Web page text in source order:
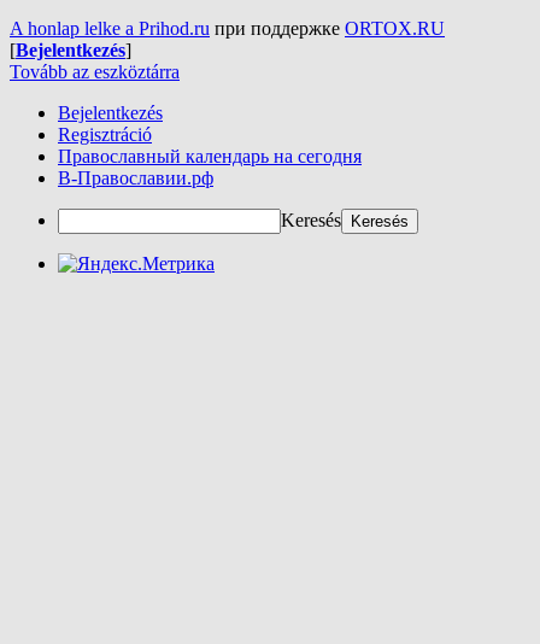
A honlap lelke a Prihod.ru при поддержке ORTOX.RU
[Bejelentkezés]
Tovább az eszköztárra
Bejelentkezés
Regisztráció
Православный календарь на сегодня
В-Православии.рф
Keresés